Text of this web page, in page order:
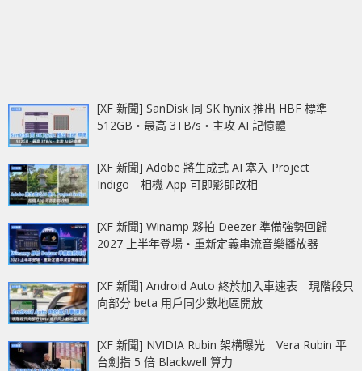
[XF 新聞] SanDisk 同 SK hynix 推出 HBF 標準
512GB‧最高 3TB/s‧主攻 AI 記憶體
[XF 新聞] Adobe 將生成式 AI 塞入 Project
Indigo 相機 App 可即影即改相
[XF 新聞] Winamp 夥拍 Deezer 準備強勢回歸
2027 上半年登場‧重新定義串流音樂播放器
[XF 新聞] Android Auto 終於加入車速表 現階段只
向部分 beta 用戶同少數地區開放
[XF 新聞] NVIDIA Rubin 架構曝光 Vera Rubin 平
台劍指 5 倍 Blackwell 算力